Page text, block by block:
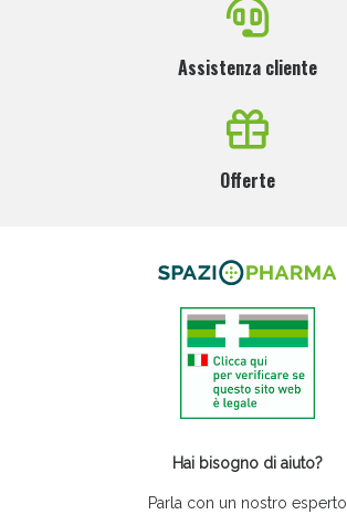
Assistenza cliente
Offerte
Hai bisogno di aiuto?
Parla con un nostro esperto